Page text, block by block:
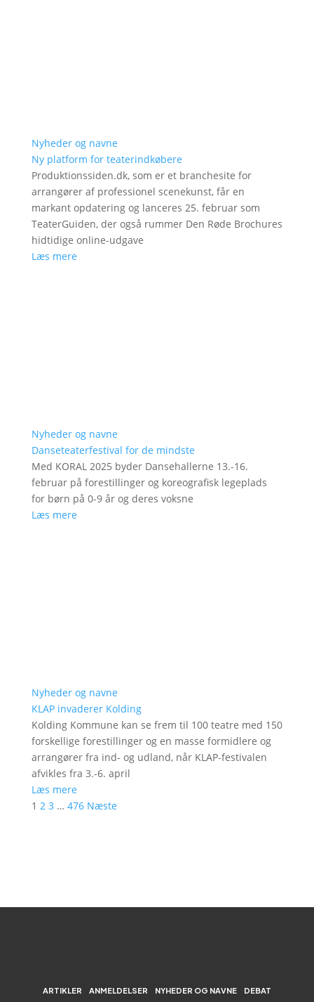
Nyheder og navne
Ny platform for teaterindkøbere
Produktionssiden.dk, som er et branchesite for
arrangører af professionel scenekunst, får en
markant opdatering og lanceres 25. februar som
TeaterGuiden, der også rummer Den Røde Brochures
hidtidige online-udgave
Læs mere
Nyheder og navne
Danseteaterfestival for de mindste
Med KORAL 2025 byder Dansehallerne 13.-16.
februar på forestillinger og koreografisk legeplads
for børn på 0-9 år og deres voksne
Læs mere
Nyheder og navne
KLAP invaderer Kolding
Kolding Kommune kan se frem til 100 teatre med 150
forskellige forestillinger og en masse formidlere og
arrangører fra ind- og udland, når KLAP-festivalen
afvikles fra 3.-6. april
Læs mere
1 2 3 … 476 Næste
ARTIKLER ANMELDELSER NYHEDER OG NAVNE DEBAT